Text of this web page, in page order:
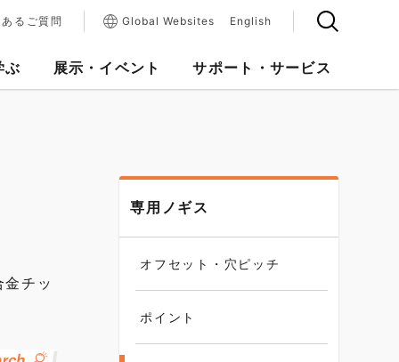
ぶ 展示・イベント サポート・サービス
るご質問 Global Websites English
チッ
専用ノギス
オフセット・穴ピッチ
ポイント